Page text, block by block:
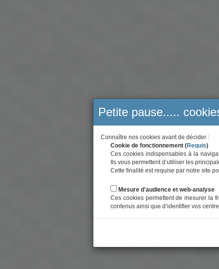
Petite pause.....
Connaître nos cookies avant de décider :
Cookie de fonctionnement (Requis)
Ces cookies indispensables à la
Ils vous permettent d’utiliser les
Cette finalité est requise par notre site
Mesure d'audience et web-analyse
Ces cookies permettent de mesurer la
contenus ainsi que d’identifier vos